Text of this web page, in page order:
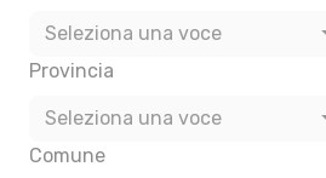
Seleziona una voce
Provincia
Seleziona una voce
Comune